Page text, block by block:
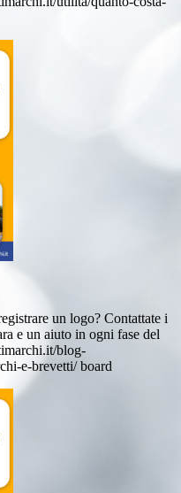
un logo? Contattate i
e un aiuto in ogni fase del
blog-
e-brevetti/ board